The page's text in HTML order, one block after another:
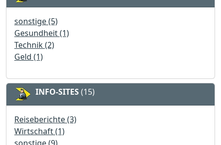
sonstige (5)
Gesundheit (1)
Technik (2)
Geld (1)
INFO-SITES(15)
Reiseberichte (3)
Wirtschaft (1)